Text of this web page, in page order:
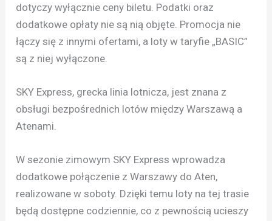
dotyczy wyłącznie ceny biletu. Podatki oraz
dodatkowe opłaty nie są nią objęte. Promocja nie
łączy się z innymi ofertami, a loty w taryfie „BASIC”
są z niej wyłączone.
SKY Express, grecka linia lotnicza, jest znana z
obsługi bezpośrednich lotów między Warszawą a
Atenami.
W sezonie zimowym SKY Express wprowadza
dodatkowe połączenie z Warszawy do Aten,
realizowane w soboty. Dzięki temu loty na tej trasie
będą dostępne codziennie, co z pewnością ucieszy